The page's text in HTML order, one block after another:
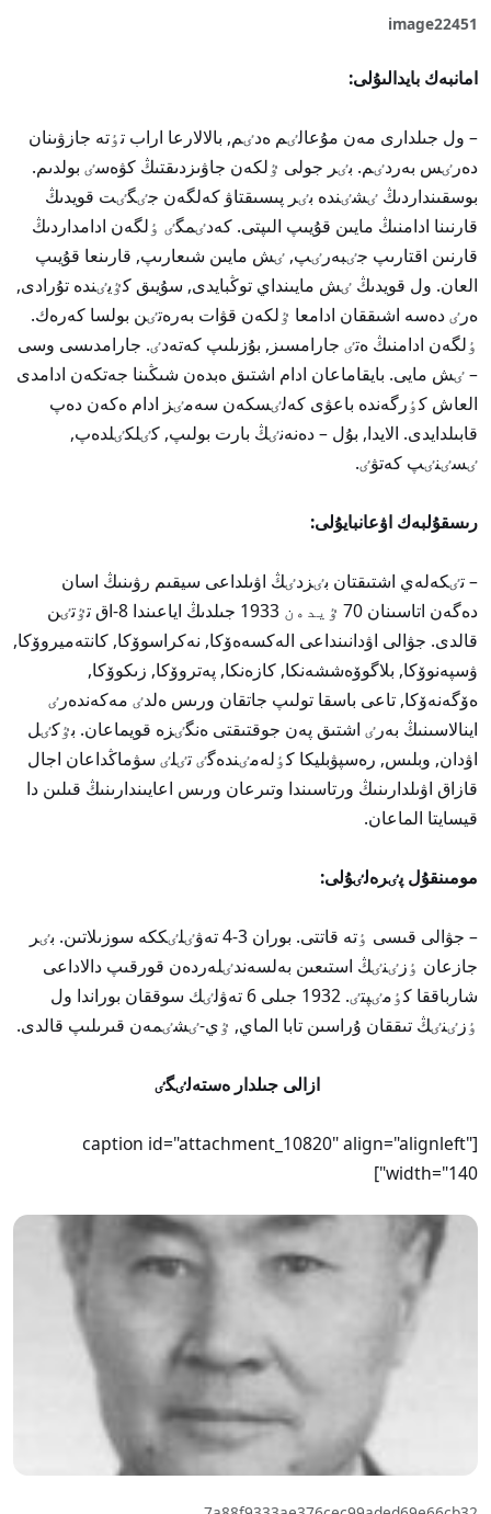
image22451
امانبەك بايدالىۇلى:
– ول جىلدارى مەن مۇعالٸم ەدٸم, بالالارعا اراب تٶتە جازۋىنان
دەرٸس بەردٸم. بٸر جولى ٷلكەن جاۋىزدىقتىڭ كۋەسٸ بولدىم.
بوسقىنداردىڭ ٸشٸندە بٸر پىسىقتاۋ كەلگەن جٸگٸت قويدىڭ
قارنىنا ادامنىڭ مايىن قۇيىپ الىپتى. كەدٸمگٸ ٶلگەن ادامداردىڭ
قارنىن اقتارىپ جٸبەرٸپ, ٸش مايىن شىعارىپ, قارىنعا قۇيىپ
العان. ول قويدىڭ ٸش مايىنداي توڭبايدى, سۇيىق كٷيٸندە تۇرادى,
ەرٸ دەسە اشىققان ادامعا ٷلكەن قۋات بەرەتٸن بولسا كەرەك.
ٶلگەن ادامنىڭ ەتٸ جارامسىز, بۇزىلىپ كەتەدٸ. جارامدىسى وسى
– ٸش مايى. بايقاماعان ادام اشتىق ەبدەن شىڭىنا جەتكەن ادامدى
العاش كٶرگەندە باعۋى كەلٸسكەن سەمٸز ادام ەكەن دەپ
قابىلدايدى. الايدا, بۇل – دەنەنٸڭ بارت بولىپ, كٸلكٸلدەپ,
ٸسٸنٸپ كەتۋٸ.
رىسقۇلبەك اۋعانبايۇلى:
– تٸكەلەي اشتىقتان بٸزدٸڭ اۋىلداعى سيقىم رۋىنىڭ اسان
دەگەن اتاسىنان 70 ٷيدەن 1933 جىلدىڭ اياعىندا 8-اق تٷتٸن
قالدى. جۋالى اۋدانىنداعى الەكسەەۆكا, نەكراسوۆكا, كانتەميروۆكا,
ۋسپەنوۆكا, بلاگوۆەششەنكا, كازەنكا, پەتروۆكا, زىكوۆكا,
ەۆگەنەۆكا, تاعى باسقا تولىپ جاتقان ورىس ەلدٸ مەكەندەرٸ
اينالاسىنىڭ بەرٸ اشتىق پەن جوقتىقتى ەنگٸزە قويماعان. بٷكٸل
اۋدان, وبلىس, رەسپۋبليكا كٶلەمٸندەگٸ تٸلٸ سۋماڭداعان اجال
قازاق اۋىلدارىنىڭ ورتاسىندا وتىرعان ورىس اعايىندارىنىڭ قىلىن دا
قيسايتا الماعان.
مومىنقۇل پٸرەلٸۇلى:
– جۋالى قىسى ٶتە قاتتى. بوران 3-4 تەۋٸلٸككە سوزىلاتىن. بٸر
جازعان ٶزٸنٸڭ استىعىن بەلسەندٸلەردەن قورقىپ دالاداعى
شارباققا كٶمٸپتٸ. 1932 جىلى 6 تەۋلٸك سوققان بوراندا ول
ٶزٸنٸڭ تىققان ۇراسىن تابا الماي, ٷي-ٸشٸمەن قىرىلىپ قالدى.
ازالى جىلدار ەستەلٸگٸ
[caption id="attachment_10820" align="alignleft"
width="140"]